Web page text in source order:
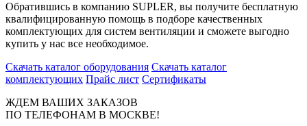
Обратившись в компанию SUPLER, вы получите бесплатную
квалифицированную помощь в подборе качественных
комплектующих для систем вентиляции и сможете выгодно
купить у нас все необходимое.
Скачать каталог оборудования Скачать каталог
комплектующих Прайс лист Сертификаты
ЖДЕМ ВАШИХ ЗАКАЗОВ
ПО ТЕЛЕФОНАМ В МОСКВЕ!